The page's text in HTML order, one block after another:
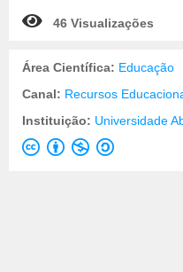
46 Visualizações
Área Científica: Educação
Canal: Recursos
Instituição: Universidade